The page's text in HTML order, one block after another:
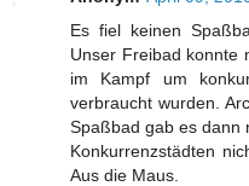
Es fiel keinen
Unser Freibad konnte
im Kampf um
verbraucht wurden.
Spaßbad gab es dann
Konkurrenzstädten
Aus die Maus.